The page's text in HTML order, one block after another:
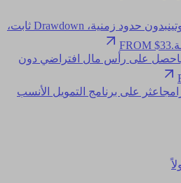
بدون حدود زمنية، Drawdown ثابت،
FROM $33
احصل على رأس مال افتراضي دون
اعثر على برنامج التمويل الأنسب